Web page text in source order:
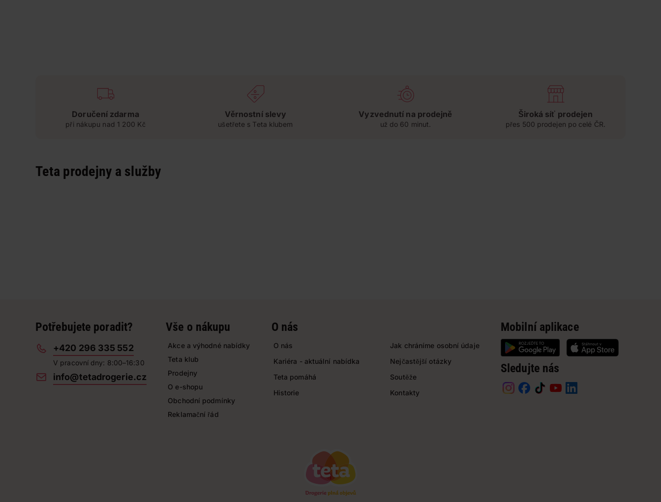
Doručení zdarma
při nákupu nad 1 200 Kč
Věrnostní slevy
ušetřete s Teta klubem
Vyzvednutí na prodejně
už do 60 minut.
Široká síť prodejen
přes 500 prodejen po celé ČR.
Teta prodejny a služby
Potřebujete poradit?
+420 296 335 552
V pracovní dny: 8:00–16:30
info@tetadrogerie.cz
Vše o nákupu
Akce a výhodné nabídky
Teta klub
Prodejny
O e-shopu
Obchodní podmínky
Reklamační řád
O nás
O nás
Kariéra - aktuální nabídka
Teta pomáhá
Historie
Jak chráníme osobní údaje
Nejčastější otázky
Soutěže
Kontakty
Mobilní aplikace
Sledujte nás